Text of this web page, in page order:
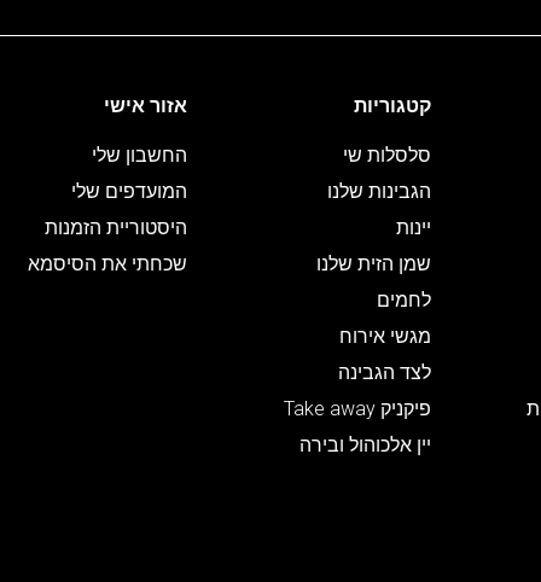
קטגוריות
סלסלות שי
הגבינות שלנו
יינות
שמן הזית שלנו
לחמים
מגשי אירוח
לצד הגבינה
פיקניק Take away
יין אלכוהול ובירה
אזור אישי
החשבון שלי
המועדפים שלי
היסטוריית הזמנות
שכחתי את הסיסמא